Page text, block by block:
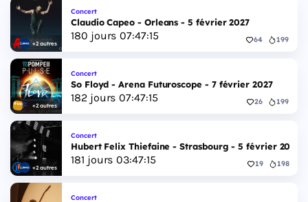
+2 autres
Concert
Claudio Capeo - Orleans - 5 février 2027
180 jours 07:47:14 64 199
+2 autres
Concert
So Floyd - Arena Futuroscope - 7 février 2027
182jours 07:47:14 26 199
+2 autres
Concert
Hubert Felix Thiefaine - Strasbourg - 5 février 2027
181 jours 03:47:14 19 198
Concert